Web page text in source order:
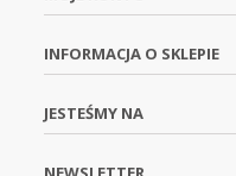
INFORMACJA O SKLEPIE
JESTEŚMY NA